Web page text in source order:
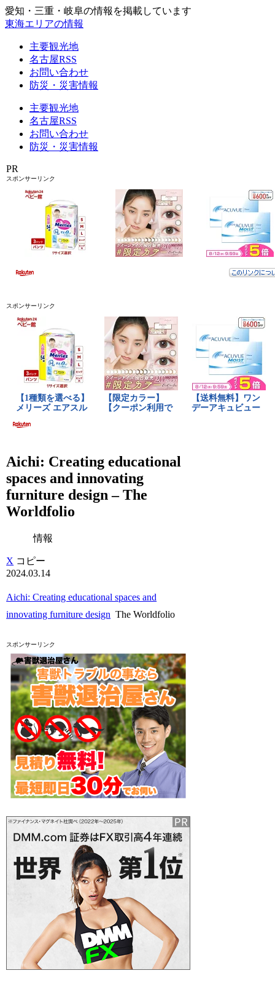
愛知・三重・岐阜の情報を掲載しています
東海エリアの情報
主要観光地
名古屋RSS
お問い合わせ
防災・災害情報
主要観光地
名古屋RSS
お問い合わせ
防災・災害情報
PR
スポンサーリンク
スポンサーリンク
Aichi: Creating educational
spaces and innovating
furniture design – The
Worldfolio
情報
X コピー
2024.03.14
Aichi: Creating educational spaces and
innovating furniture design The Worldfolio
スポンサーリンク